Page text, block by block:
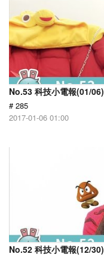
No.53 科技小電報(01/06)
# 285
2017-01-06 01:00
No.52 科技小電報(12/30)